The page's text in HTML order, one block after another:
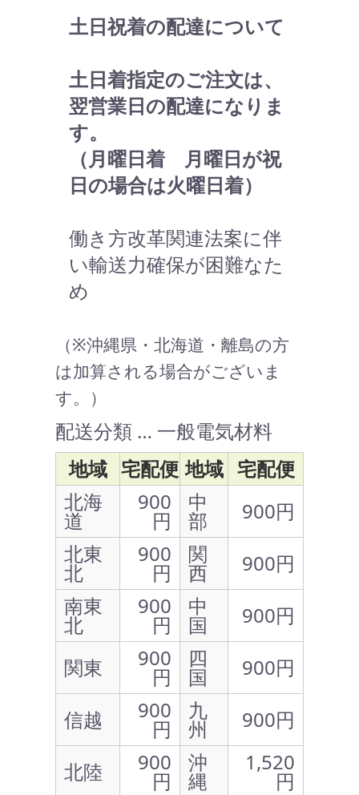
土日祝着の配達について
土日着指定のご注文は、
翌営業日の配達になりま
す。
（月曜日着 月曜日が祝
日の場合は火曜日着）
働き方改革関連法案に伴
い輸送力確保が困難なた
め
（※沖縄県・北海道・離島の方
は加算される場合がございま
す。）
配送分類 … 一般電気材料
地域 宅配便 地域 宅配便
北海
道
900
円
中
部
900円
北東
北
900
円
関
西
900円
南東
北
900
円
中
国
900円
関東
900
円
四
国
900円
信越
900
円
九
州
900円
北陸
900
円
沖
縄
1,520
円